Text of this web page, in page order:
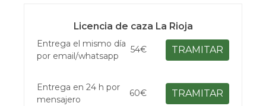
Licencia de caza La Rioja
Entrega el mismo día
por email/whatsapp
54€ TRAMITAR
Entrega en 24 h por
mensajero
60€ TRAMITAR